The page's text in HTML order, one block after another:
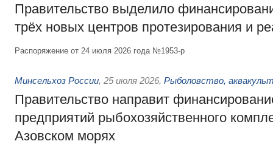
Правительство выделило
трёх новых центров протезирования и
Распоряжение от 24 июля 2026 года №1953-р
Минсельхоз России, 25 июля 2026, Рыболовство,
Правительство направит
предприятий рыбохозяйственного
Азовском морях